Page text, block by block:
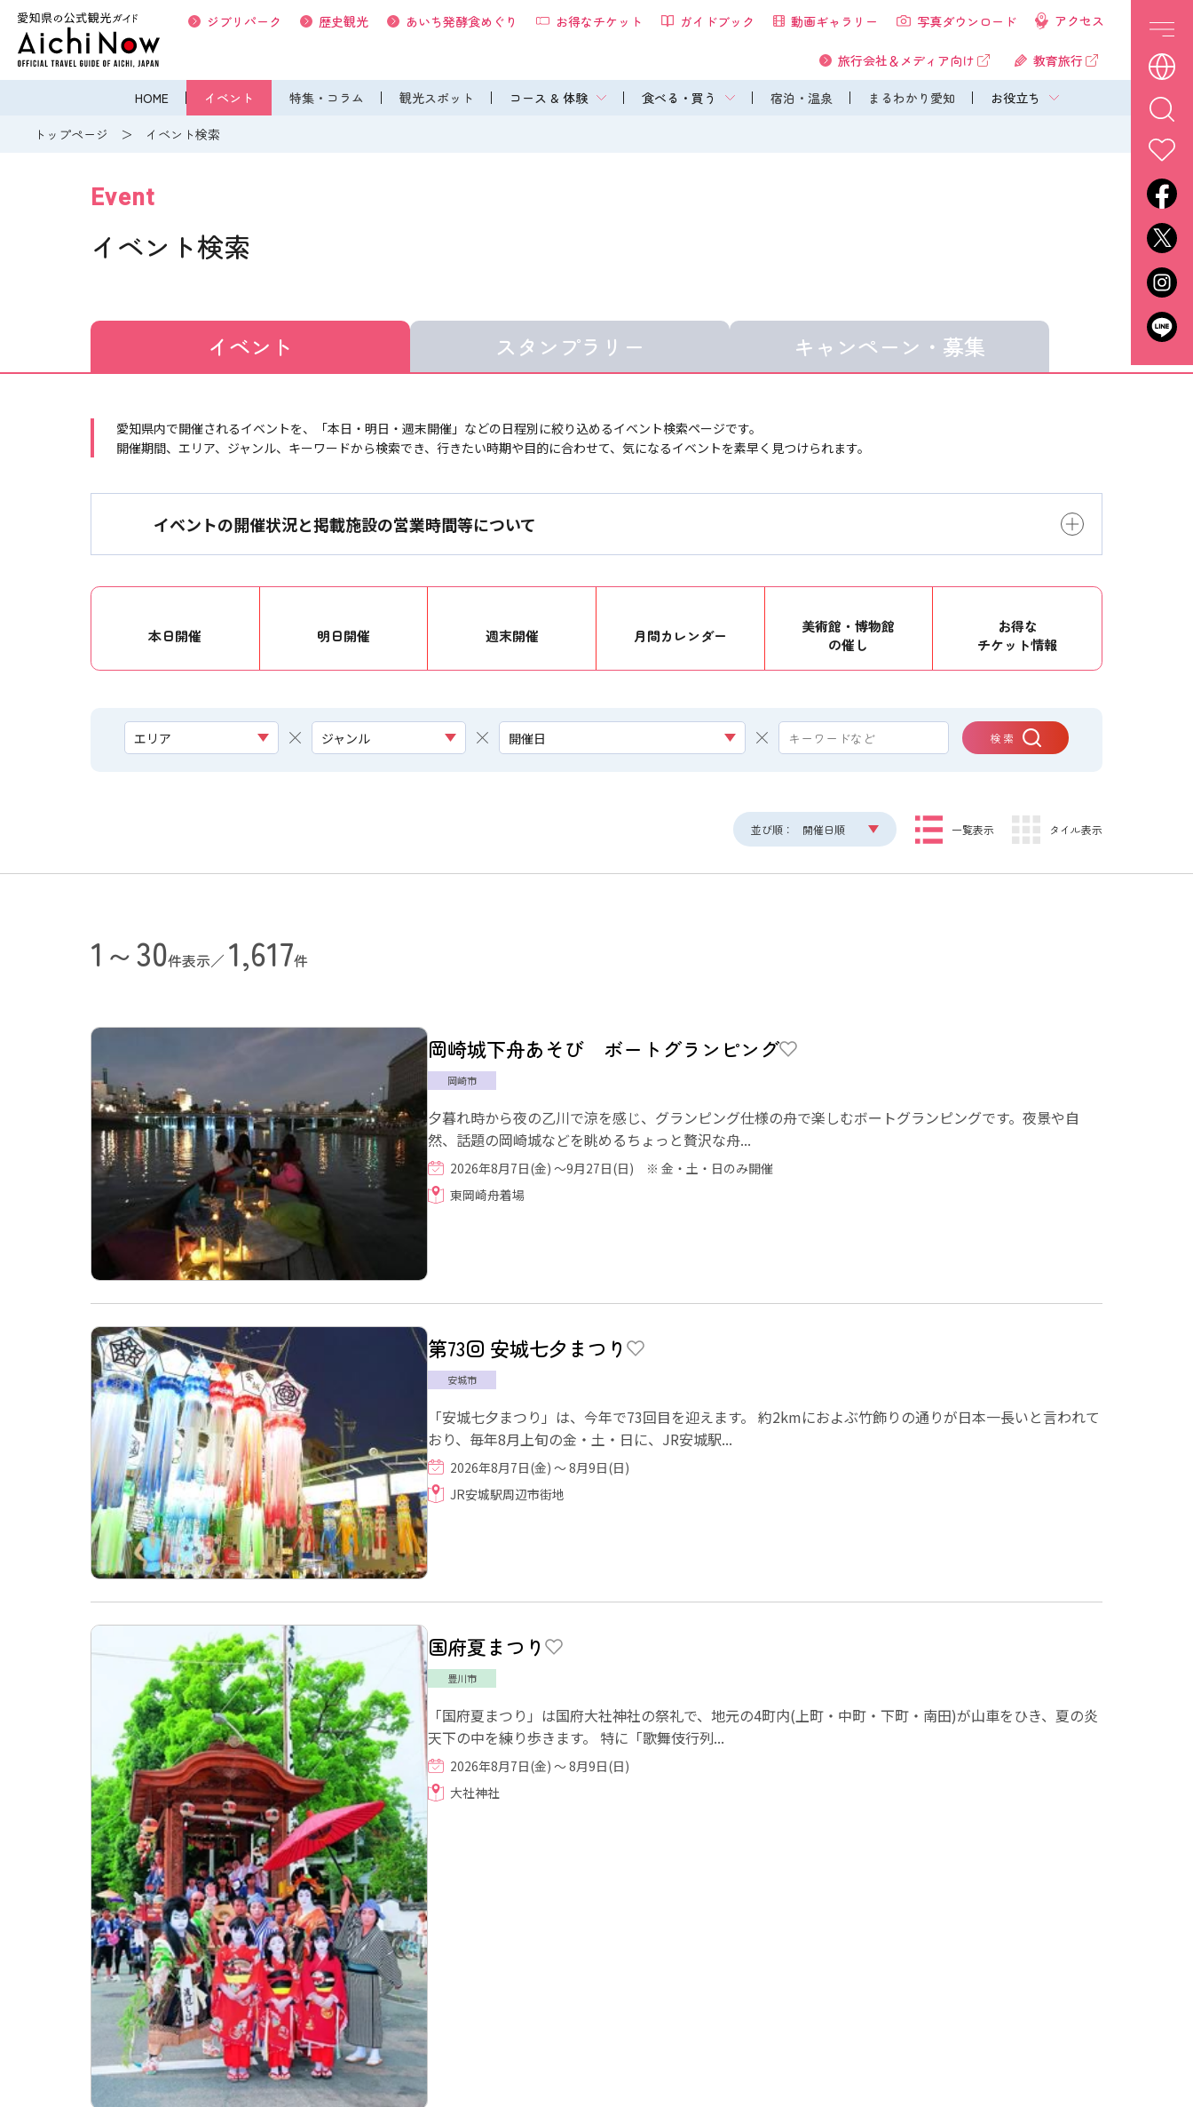
HOME イベント 特集・コラム 観光スポット コース & 体験 食べる・買う 宿泊・温泉 まるわかり愛知 お役立ち
ジブリパーク 歴史観光 あいち発酵食めぐり お得なチケット ガイドブック 動画ギャラリー 写真ダウンロード アクセス
旅行会社＆メディア向け 教育旅行
トップページ イベント検索
Event
イベント検索
イベント スタンプラリー キャンペーン・ 募集
愛知県内で開催されるイベントを、「本日・明日・週末開催」などの日程別に絞り込めるイベント検索ページです。
開催期間、エリア、ジャンル、キーワードから検索でき、行きたい時期や目的に合わせて、気になるイベントを素早く見つけられます。
イベントの開催状況と掲載施設の営業時間等について
本日開催 明日開催 週末開催 月間カレンダー
美術館・博物館
の催し
お得な
チケット情報
エリア ジャンル 開催日 検 索
並び順： 開催日順 一覧表示 タイル表示
1～30件表示／ 1,617件
岡崎城下舟あそび ボートグランピング
岡崎市
夕暮れ時から夜の乙川で涼を感じ、グランピング仕様の舟で楽しむボートグランピングです。夜景や自
然、話題の岡崎城などを眺めるちょっと贅沢な舟...
2026年8月7日(金) 〜9月27日(日) ※ 金・土・日のみ開催
東岡崎舟着場
第73回 安城七夕まつり
安城市
「安城七夕まつり」は、今年で73回目を迎えます。 約2kmにおよぶ竹飾りの通りが日本一長いと言われて
おり、毎年8月上旬の金・土・日に、JR安城駅...
2026年8月7日(金) ～ 8月9日(日)
JR安城駅周辺市街地
国府夏まつり
豊川市
「国府夏まつり」は国府大社神社の祭礼で、地元の4町内(上町・中町・下町・南田)が山車をひき、夏の炎
天下の中を練り歩きます。 特に「歌舞伎行列...
2026年8月7日(金) ～ 8月9日(日)
大社神社